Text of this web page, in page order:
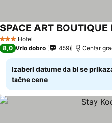
3 Zvezdice
Hotel
SPACE ART
8,0 Vrlo dobro 459 Centar
Izaberi datume da bi se
tačne cene